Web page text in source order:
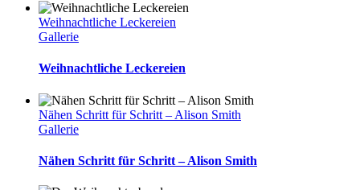
Weihnachtliche Leckereien
Gallerie
Weihnachtliche Leckereien
Nähen Schritt für Schritt – Alison Smith
Gallerie
Nähen Schritt für Schritt – Alison Smith